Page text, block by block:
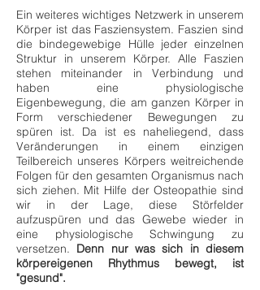
Ein weiteres wichtiges Netzwerk in unserem
Körper ist das Fasziensystem. Faszien sind
die bindegewebige Hülle jeder einzelnen
Struktur in unserem Körper. Alle Faszien
stehen miteinander in Verbindung und
haben eine physiologische
Eigenbewegung, die am ganzen Körper in
Form verschiedener Bewegungen zu
spüren ist. Da ist es naheliegend, dass
Veränderungen in einem einzigen
Teilbereich unseres Körpers weitreichende
Folgen für den gesamten Organismus nach
sich ziehen. Mit Hilfe der Osteopathie sind
wir in der Lage, diese Störfelder
aufzuspüren und das Gewebe wieder in
eine physiologische Schwingung zu
versetzen. Denn nur was sich in diesem
körpereigenen Rhythmus bewegt, ist
"gesund".